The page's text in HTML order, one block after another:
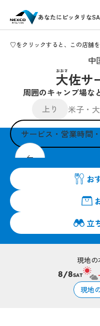
あなたにピッタリな
♡をクリックすると、この店舗
中
大佐サ
おおさ
周囲のキャンプ場な
上り
米子・
サービス・営業時間
ホルモン焼うどんは店長
お
立
現地の
8/8SAT
現地